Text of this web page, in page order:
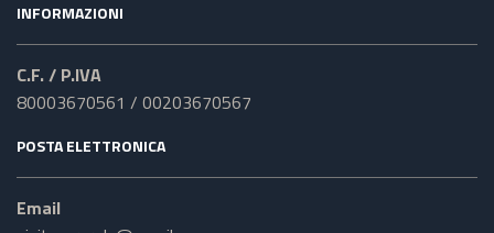
INFORMAZIONI
C.F. / P.IVA
80003670561 / 00203670567
POSTA ELETTRONICA
Email